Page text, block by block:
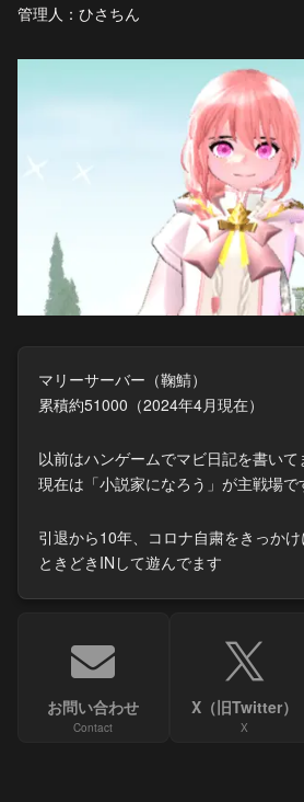
管理人：ひさちん
マリーサーバー（鞠鯖）
累積約51000（2024年4月現在）
以前はハンゲームでマビ日記を書いて
現在は「小説家になろう」が主戦場で
引退から10年、コロナ自粛をきっか
ときどきINして遊んでます
お問い合わせ
Contact
X（旧Twitter）
X